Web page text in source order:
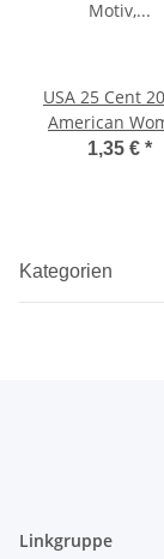
USA 25 Cent
American
Quarter #10 -
1,35 € *
Kategorien
Linkgruppe